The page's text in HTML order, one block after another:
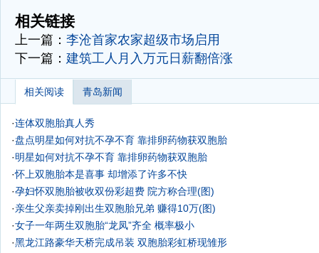
相关链接
上一篇： 李沧首家农家超级市场启用
下一篇： 建筑工人月入万元日薪翻倍涨
相关阅读 青岛新闻
·连体双胞胎真人秀
·盘点明星如何对抗不孕不育 靠排卵药物获双胞胎
·明星如何对抗不孕不育 靠排卵药物获双胞胎
·怀上双胞胎本是喜事 却增添了许多不快
·孕妇怀双胞胎被收双份彩超费 院方称合理(图)
·亲生父亲卖掉刚出生双胞胎兄弟 赚得10万(图)
·女子一年两生双胞胎“龙凤”齐全 概率极小
·黑龙江路豪华天桥完成吊装 双胞胎彩虹桥现雏形